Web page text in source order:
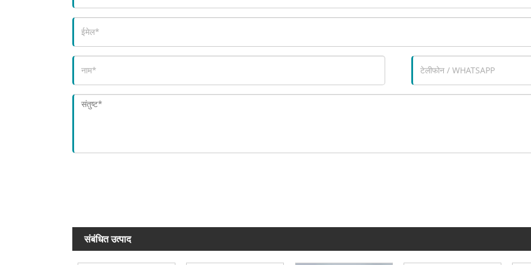
संबंधित उत्पाद